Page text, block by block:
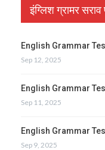
इंग्लिश ग्रामर
English Grammar
Sep 12, 2025
English Grammar
Sep 11, 2025
English Grammar
Sep 9, 2025